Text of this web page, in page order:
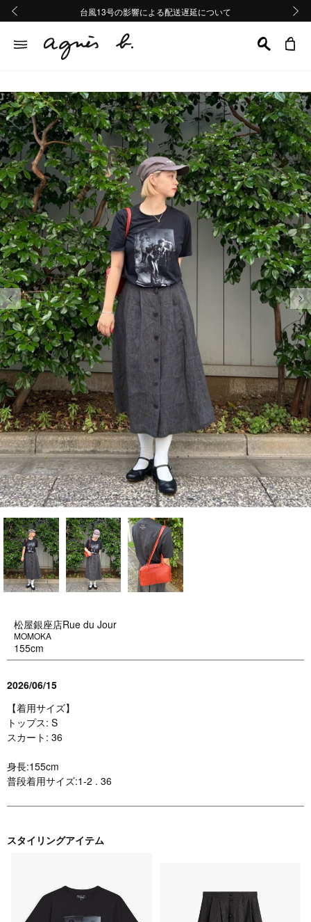
熊本地域地震の影響による配送遅延について
Summer Sale 2buy10%OFF!!
台風13号の影響による配送遅延について
熊本地域地震の影響による配送遅延について
Summer Sale 2buy10%OFF!!
前の画像 次
松屋銀座店Rue du Jour
MOMOKA
155cm
2026/06/15
【着用サイズ】
トップス: S
スカート: 36
身長:155cm
普段着用サイズ:1-2 . 36
スタイリングアイテム